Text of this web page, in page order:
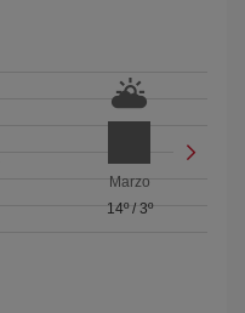
Marzo
14º/ 3º